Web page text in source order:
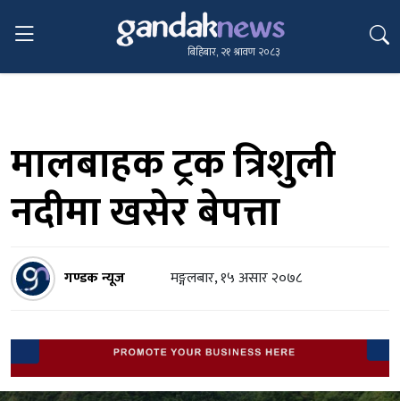
बिहिबार, २१ श्रावण २०८३
मालबाहक ट्रक त्रिशुली
नदीमा खसेर बेपत्ता
गण्डक न्यूज मङ्गलबार, १५ असार २०७८